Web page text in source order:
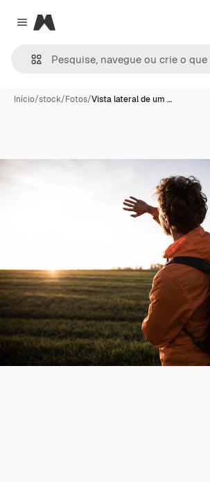
Close menu
Magnific
Início/stock/Fotos/Vista lateral de um …